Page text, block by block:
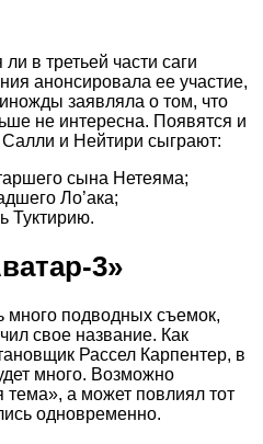
в третьей части саги
анонсировала ее участие,
заявляла о том, что
не интересна. Появятся и
и Нейтири сыграют:
сына Нетеяма;
Ло’ака;
Туктирию.
3»
много подводных съемок,
свое название. Как
Рассел Карпентер, в
много. Возможно
а может повлиял тот
одновременно.